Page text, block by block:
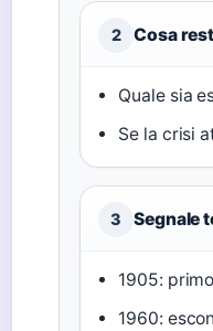
2 Cosa
Quale sia
Se la crisi
3 Segnale
1905:
1960: